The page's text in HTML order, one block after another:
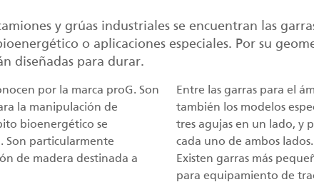
y grúas industriales se encuentran las
o aplicaciones especiales. Por su
diseñadas para durar.
por la marca proG. Son
la manipulación de
bioenergético se
Son particularmente
de madera destinada a
Entre las garras para el
también los modelos
tres agujas en un lado, y
cada uno de ambos lados.
Existen garras más
para equipamiento de